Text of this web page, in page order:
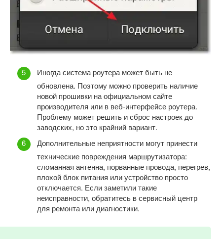
Иногда система роутера может быть не
обновлена. Поэтому можно проверить наличие
новой прошивки на официальном сайте
производителя или в веб-интерфейсе роутера.
Проблему может решить и сброс настроек до
заводских, но это крайний вариант.
Дополнительные неприятности могут принести
технические повреждения маршрутизатора:
сломанная антенна, порванные провода, перегрев,
плохой блок питания или устройство просто
отключается. Если заметили такие
неисправности, обратитесь в сервисный центр
для ремонта или диагностики.